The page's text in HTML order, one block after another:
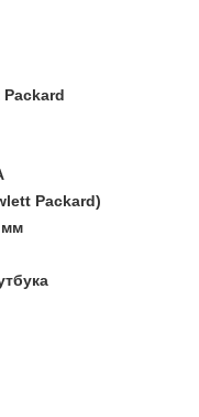
Packard
Packard)
мм